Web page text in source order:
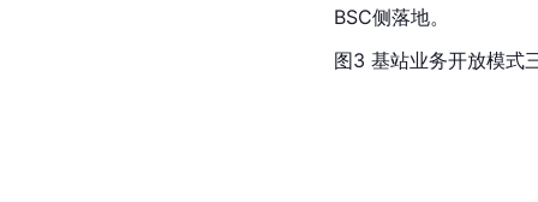
BSC侧落地。
图3 基站业务开放模式